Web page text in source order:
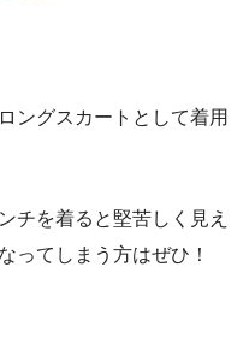
ングスカートとして着用
チを着ると堅苦しく見え
ってしまう方はぜひ！